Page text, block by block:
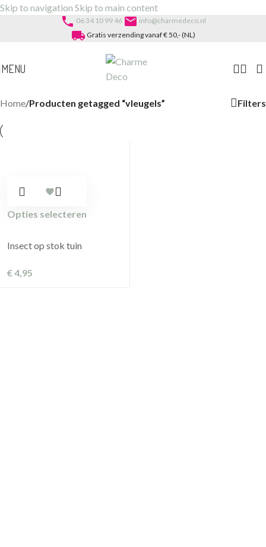
Skip to navigation Skip to main content
phone 06 34 10 99 46 email info@charmedeco.nl
local_shipping Gratis verzending vanaf € 50,- (NL)
MENU
Home/Producten getagged “vleugels” Filters
Opties selecteren
Insect op stok tuin
€4,95